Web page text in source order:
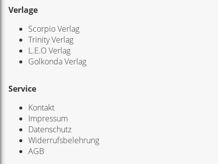
Verlage
Scorpio Verlag
Trinity Verlag
L.E.O Verlag
Golkonda Verlag
Service
Kontakt
Impressum
Datenschutz
Widerrufsbelehrung
AGB